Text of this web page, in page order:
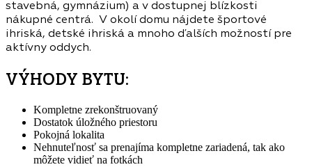
stavebná, gymnázium) a v dostupnej blízkosti
nákupné centrá. V okolí domu nájdete športové
ihriská, detské ihriská a mnoho ďalších možností pre
aktívny oddych.
VÝHODY BYTU:
Kompletne zrekonštruovaný
Dostatok úložného priestoru
Pokojná lokalita
Nehnuteľnosť sa prenajíma kompletne zariadená, tak ako
môžete vidieť na fotkách